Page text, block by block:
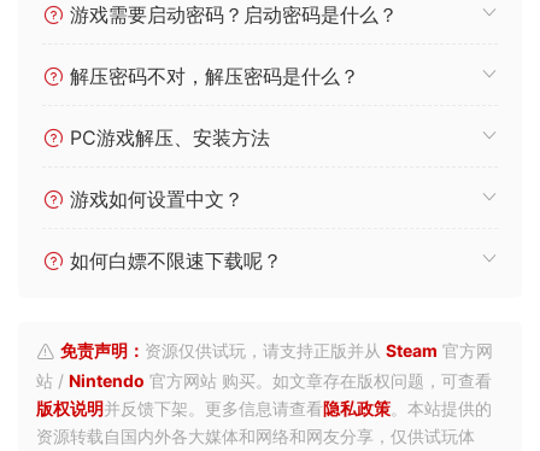
游戏需要启动密码？启动密码是什么？
解压密码不对，解压密码是什么？
PC游戏解压、安装方法
游戏如何设置中文？
如何白嫖不限速下载呢？
免责声明： 资源仅供试玩，请支持正版并从 Steam 官方网
站 / Nintendo 官方网站 购买。如文章存在版权问题，可查看
版权说明并反馈下架。更多信息请查看隐私政策。本站提供的
资源转载自国内外各大媒体和网络和网友分享，仅供试玩体